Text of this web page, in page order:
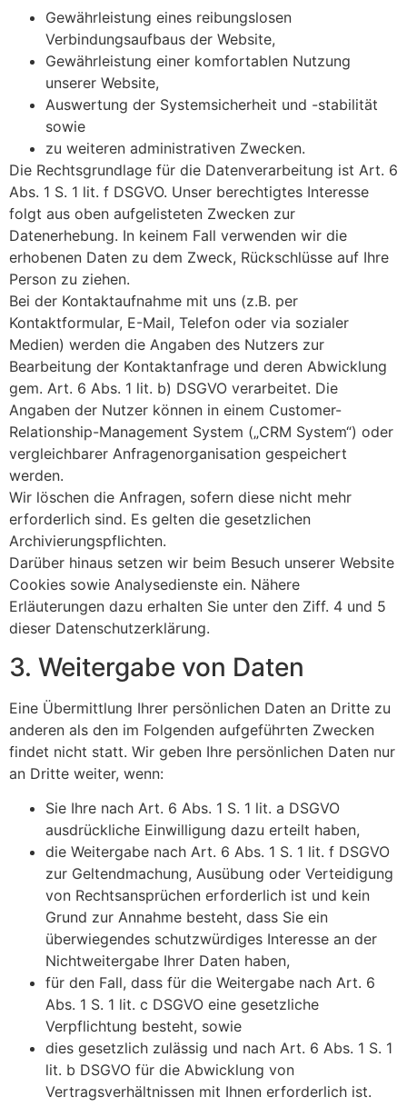
Gewährleistung eines reibungslosen
Verbindungsaufbaus der Website,
Gewährleistung einer komfortablen Nutzung
unserer Website,
Auswertung der Systemsicherheit und -stabilität
sowie
zu weiteren administrativen Zwecken.
Die Rechtsgrundlage für die Datenverarbeitung ist Art. 6
Abs. 1 S. 1 lit. f DSGVO. Unser berechtigtes Interesse
folgt aus oben aufgelisteten Zwecken zur
Datenerhebung. In keinem Fall verwenden wir die
erhobenen Daten zu dem Zweck, Rückschlüsse auf Ihre
Person zu ziehen.
Bei der Kontaktaufnahme mit uns (z.B. per
Kontaktformular, E-Mail, Telefon oder via sozialer
Medien) werden die Angaben des Nutzers zur
Bearbeitung der Kontaktanfrage und deren Abwicklung
gem. Art. 6 Abs. 1 lit. b) DSGVO verarbeitet. Die
Angaben der Nutzer können in einem Customer-
Relationship-Management System („CRM System“) oder
vergleichbarer Anfragenorganisation gespeichert
werden.
Wir löschen die Anfragen, sofern diese nicht mehr
erforderlich sind. Es gelten die gesetzlichen
Archivierungspflichten.
Darüber hinaus setzen wir beim Besuch unserer Website
Cookies sowie Analysedienste ein. Nähere
Erläuterungen dazu erhalten Sie unter den Ziff. 4 und 5
dieser Datenschutzerklärung.
3. Weitergabe von Daten
Eine Übermittlung Ihrer persönlichen Daten an Dritte zu
anderen als den im Folgenden aufgeführten Zwecken
findet nicht statt. Wir geben Ihre persönlichen Daten nur
an Dritte weiter, wenn:
Sie Ihre nach Art. 6 Abs. 1 S. 1 lit. a DSGVO
ausdrückliche Einwilligung dazu erteilt haben,
die Weitergabe nach Art. 6 Abs. 1 S. 1 lit. f DSGVO
zur Geltendmachung, Ausübung oder Verteidigung
von Rechtsansprüchen erforderlich ist und kein
Grund zur Annahme besteht, dass Sie ein
überwiegendes schutzwürdiges Interesse an der
Nichtweitergabe Ihrer Daten haben,
für den Fall, dass für die Weitergabe nach Art. 6
Abs. 1 S. 1 lit. c DSGVO eine gesetzliche
Verpflichtung besteht, sowie
dies gesetzlich zulässig und nach Art. 6 Abs. 1 S. 1
lit. b DSGVO für die Abwicklung von
Vertragsverhältnissen mit Ihnen erforderlich ist.